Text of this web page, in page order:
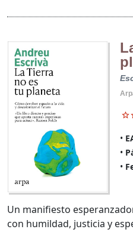
Un manifiesto
con humildad, justicia y